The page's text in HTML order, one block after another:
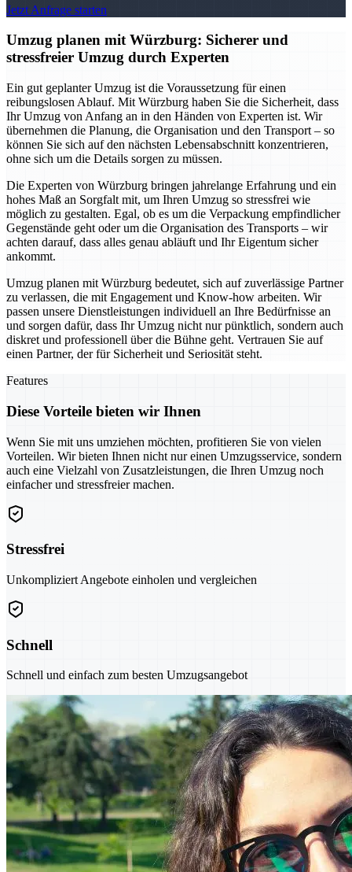
Jetzt Anfrage starten
Umzug planen mit Würzburg: Sicherer und
stressfreier Umzug durch Experten
Ein gut geplanter Umzug ist die Voraussetzung für einen
reibungslosen Ablauf. Mit Würzburg haben Sie die Sicherheit, dass
Ihr Umzug von Anfang an in den Händen von Experten ist. Wir
übernehmen die Planung, die Organisation und den Transport – so
können Sie sich auf den nächsten Lebensabschnitt konzentrieren,
ohne sich um die Details sorgen zu müssen.
Die Experten von Würzburg bringen jahrelange Erfahrung und ein
hohes Maß an Sorgfalt mit, um Ihren Umzug so stressfrei wie
möglich zu gestalten. Egal, ob es um die Verpackung empfindlicher
Gegenstände geht oder um die Organisation des Transports – wir
achten darauf, dass alles genau abläuft und Ihr Eigentum sicher
ankommt.
Umzug planen mit Würzburg bedeutet, sich auf zuverlässige Partner
zu verlassen, die mit Engagement und Know-how arbeiten. Wir
passen unsere Dienstleistungen individuell an Ihre Bedürfnisse an
und sorgen dafür, dass Ihr Umzug nicht nur pünktlich, sondern auch
diskret und professionell über die Bühne geht. Vertrauen Sie auf
einen Partner, der für Sicherheit und Seriosität steht.
Features
Diese Vorteile bieten wir Ihnen
Wenn Sie mit uns umziehen möchten, profitieren Sie von vielen
Vorteilen. Wir bieten Ihnen nicht nur einen Umzugsservice, sondern
auch eine Vielzahl von Zusatzleistungen, die Ihren Umzug noch
einfacher und stressfreier machen.
Stressfrei
Unkompliziert Angebote einholen und vergleichen
Schnell
Schnell und einfach zum besten Umzugsangebot